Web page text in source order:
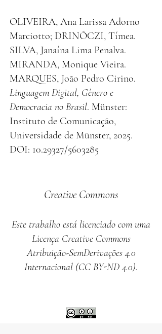
OLIVEIRA, Ana Larissa Adorno
Marciotto; DRINÓCZI, Tímea.
SILVA, Janaína Lima Penalva.
MIRANDA, Monique Vieira.
MARQUES, João Pedro Cirino.
Linguagem Digital, Gênero e
Democracia no Brasil. Münster:
Instituto de Comunicação,
Universidade de Münster, 2025.
DOI: 10.29327/5603285
Creative Commons
Este trabalho está licenciado com uma
Licença Creative Commons
Atribuição-SemDerivações 4.0
Internacional (CC BY-ND 4.0).